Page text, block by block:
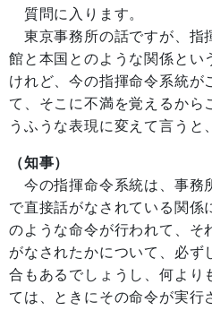
質問に入ります。
東京事務所の話ですが、指
館と本国とのような関係とい
けれど、今の指揮命令系統が
て、そこに不満を覚えるから
うふうな表現に変えて言うと
（知事）
今の指揮命令系統は、事務
で直接話がなされている関係
のような命令が行われて、そ
がなされたかについて、必ず
合もあるでしょうし、何より
ては、ときにその命令が実行